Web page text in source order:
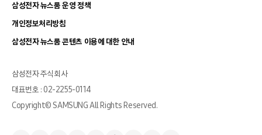
삼성전자 뉴스룸 운영 정책
개인정보처리방침
삼성전자 뉴스룸 콘텐츠 이용에 대한 안내
삼성전자 주식회사
대표번호 : 02-2255-0114
Copyright© SAMSUNG All Rights Reserved.